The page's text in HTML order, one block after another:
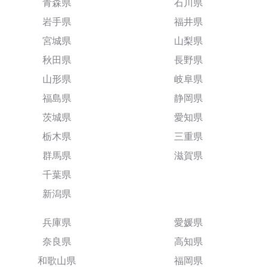
青森県
岩手県
宮城県
秋田県
山形県
福島県
茨城県
栃木県
群馬県
千葉県
新潟県
石川県
福井県
山梨県
長野県
岐阜県
静岡県
愛知県
三重県
滋賀県
兵庫県
奈良県
和歌山県
愛媛県
高知県
福岡県